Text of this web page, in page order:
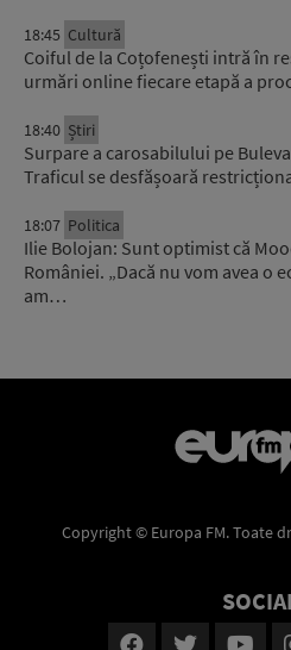
18:45 Cultură
Coiful de la Coțofenești intră în
urmări online fiecare etapă a
18:40 Știri
Surpare a carosabilului pe
Traficul se desfășoară
18:07 Politica
Ilie Bolojan: Sunt optimist că
României. „Dacă nu vom avea o
am…
Copyright © Europa FM. Toate